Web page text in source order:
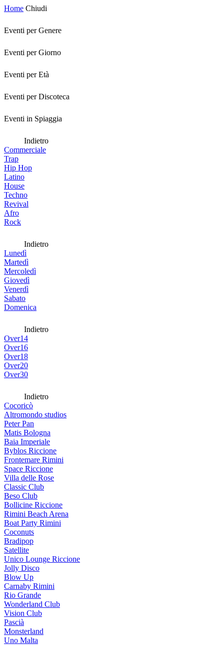
Home Chiudi
Eventi per Genere
Eventi per Giorno
Eventi per Età
Eventi per Discoteca
Eventi in Spiaggia
Indietro
Commerciale
Trap
Hip Hop
Latino
House
Techno
Revival
Afro
Rock
Indietro
Lunedì
Martedì
Mercoledì
Giovedì
Venerdì
Sabato
Domenica
Indietro
Over14
Over16
Over18
Over20
Over30
Indietro
Cocoricò
Altromondo studios
Peter Pan
Matis Bologna
Baia Imperiale
Byblos Riccione
Frontemare Rimini
Space Riccione
Villa delle Rose
Classic Club
Beso Club
Bollicine Riccione
Rimini Beach Arena
Boat Party Rimini
Coconuts
Bradipop
Satellite
Unico Lounge Riccione
Jolly Disco
Blow Up
Carnaby Rimini
Rio Grande
Wonderland Club
Vision Club
Pascià
Monsterland
Uno Malta